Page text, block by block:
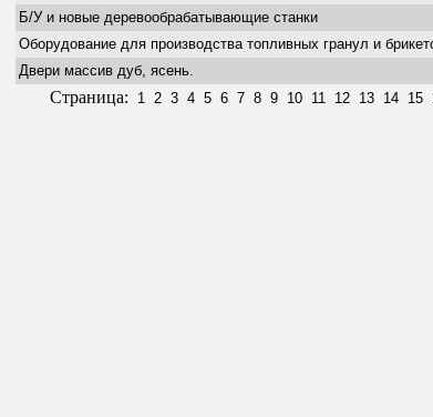
Б/У и новые деревообрабатывающие станки
Оборудование для производства топливных гранул и
Двери массив дуб, ясень.
Страница: 1 2 3 4 5 6 7 8 9 10 11 12 13 14 15